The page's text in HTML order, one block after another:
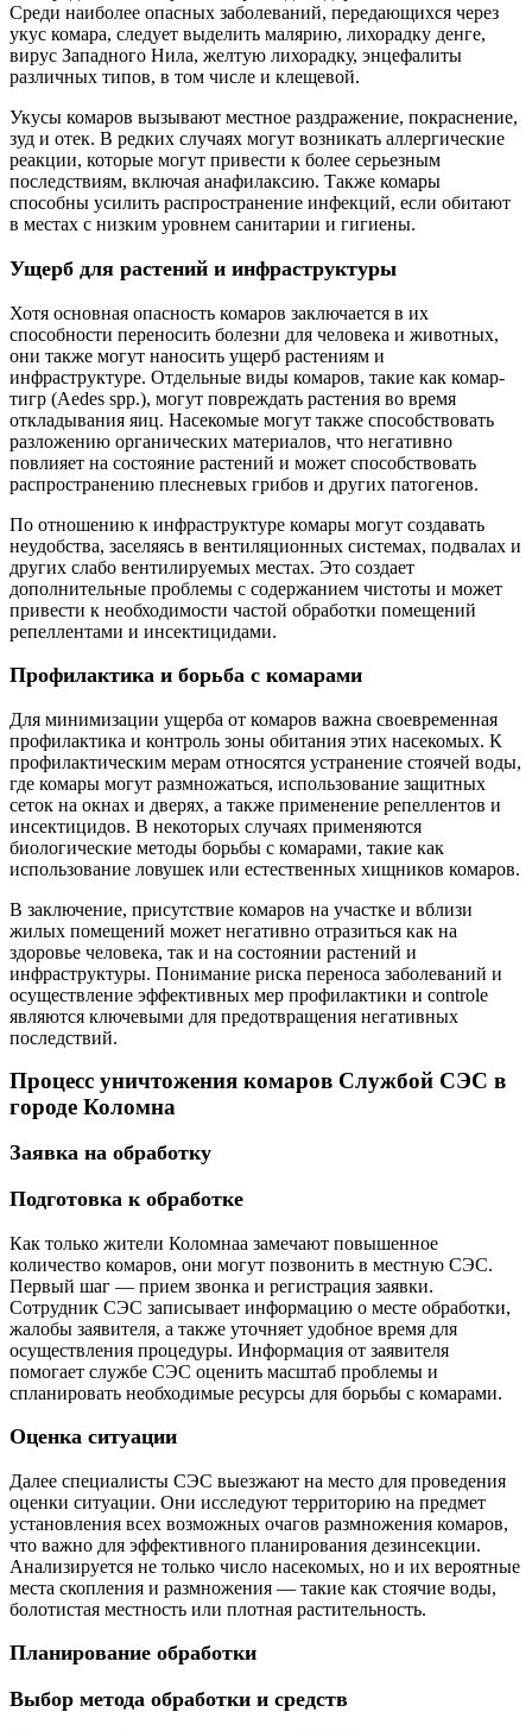
Среди наиболее опасных заболеваний, передающихся через
укус комара, следует выделить малярию, лихорадку денге,
вирус Западного Нила, желтую лихорадку, энцефалиты
различных типов, в том числе и клещевой.
Укусы комаров вызывают местное раздражение, покраснение,
зуд и отек. В редких случаях могут возникать аллергические
реакции, которые могут привести к более серьезным
последствиям, включая анафилаксию. Также комары
способны усилить распространение инфекций, если обитают
в местах с низким уровнем санитарии и гигиены.
Ущерб для растений и инфраструктуры
Хотя основная опасность комаров заключается в их
способности переносить болезни для человека и животных,
они также могут наносить ущерб растениям и
инфраструктуре. Отдельные виды комаров, такие как комар-
тигр (Aedes spp.), могут повреждать растения во время
откладывания яиц. Насекомые могут также способствовать
разложению органических материалов, что негативно
повлияет на состояние растений и может способствовать
распространению плесневых грибов и других патогенов.
По отношению к инфраструктуре комары могут создавать
неудобства, заселяясь в вентиляционных системах, подвалах и
других слабо вентилируемых местах. Это создает
дополнительные проблемы с содержанием чистоты и может
привести к необходимости частой обработки помещений
репеллентами и инсектицидами.
Профилактика и борьба с комарами
Для минимизации ущерба от комаров важна своевременная
профилактика и контроль зоны обитания этих насекомых. К
профилактическим мерам относятся устранение стоячей воды,
где комары могут размножаться, использование защитных
сеток на окнах и дверях, а также применение репеллентов и
инсектицидов. В некоторых случаях применяются
биологические методы борьбы с комарами, такие как
использование ловушек или естественных хищников комаров.
В заключение, присутствие комаров на участке и вблизи
жилых помещений может негативно отразиться как на
здоровье человека, так и на состоянии растений и
инфраструктуры. Понимание риска переноса заболеваний и
осуществление эффективных мер профилактики и controle
являются ключевыми для предотвращения негативных
последствий.
Процесс уничтожения комаров Службой СЭС в
городе Коломна
Заявка на обработку
Подготовка к обработке
Как только жители Коломнаа замечают повышенное
количество комаров, они могут позвонить в местную СЭС.
Первый шаг — прием звонка и регистрация заявки.
Сотрудник СЭС записывает информацию о месте обработки,
жалобы заявителя, а также уточняет удобное время для
осуществления процедуры. Информация от заявителя
помогает службе СЭС оценить масштаб проблемы и
спланировать необходимые ресурсы для борьбы с комарами.
Оценка ситуации
Далее специалисты СЭС выезжают на место для проведения
оценки ситуации. Они исследуют территорию на предмет
установления всех возможных очагов размножения комаров,
что важно для эффективного планирования дезинсекции.
Анализируется не только число насекомых, но и их вероятные
места скопления и размножения — такие как стоячие воды,
болотистая местность или плотная растительность.
Планирование обработки
Выбор метода обработки и средств